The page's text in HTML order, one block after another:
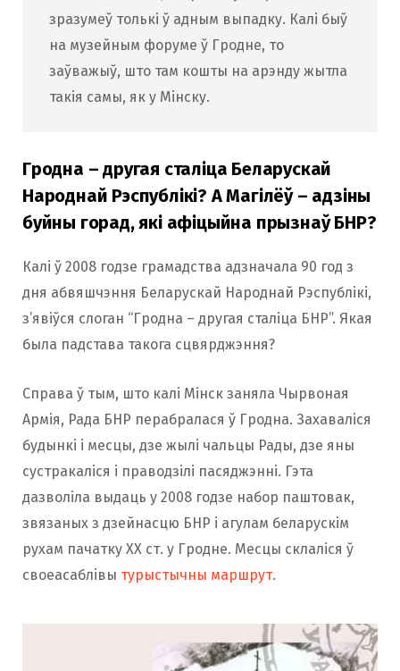
зразумеў толькі ў адным выпадку. Калі быў
на музейным форуме ў Гродне, то
заўважыў, што там кошты на арэнду жытла
такія самы, як у Мінску.
Гродна – другая сталіца Беларускай
Народнай Рэспублікі? А Магілёў – адзіны
буйны горад, які афіцыйна прызнаў БНР?
Калі ў 2008 годзе грамадства адзначала 90 год з
дня абвяшчэння Беларускай Народнай Рэспублікі,
з’явіўся слоган “Гродна – другая сталіца БНР”. Якая
была падстава такога сцвярджэння?
Справа ў тым, што калі Мінск заняла Чырвоная
Армія, Рада БНР перабралася ў Гродна. Захаваліся
будынкі і месцы, дзе жылі чальцы Рады, дзе яны
сустракаліся і праводзілі пасяджэнні. Гэта
дазволіла выдаць у 2008 годзе набор паштовак,
звязаных з дзейнасцю БНР і агулам беларускім
рухам пачатку XX ст. у Гродне. Месцы склаліся ў
своеасаблівы турыстычны маршрут.